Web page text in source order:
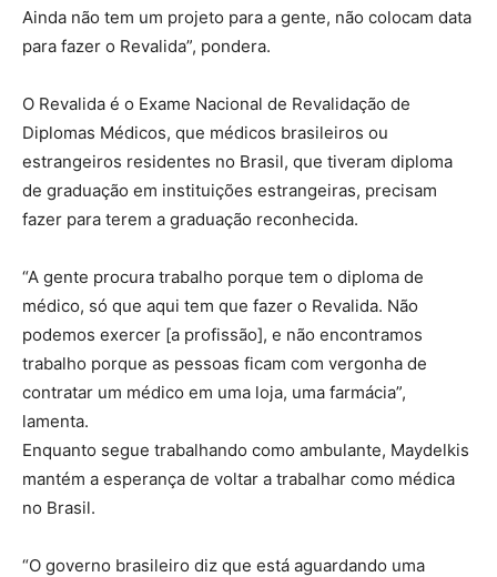
Ainda não tem um projeto para a gente, não colocam data
para fazer o Revalida”, pondera.
O Revalida é o Exame Nacional de Revalidação de
Diplomas Médicos, que médicos brasileiros ou
estrangeiros residentes no Brasil, que tiveram diploma
de graduação em instituições estrangeiras, precisam
fazer para terem a graduação reconhecida.
“A gente procura trabalho porque tem o diploma de
médico, só que aqui tem que fazer o Revalida. Não
podemos exercer [a profissão], e não encontramos
trabalho porque as pessoas ficam com vergonha de
contratar um médico em uma loja, uma farmácia”,
lamenta.
Enquanto segue trabalhando como ambulante, Maydelkis
mantém a esperança de voltar a trabalhar como médica
no Brasil.
“O governo brasileiro diz que está aguardando uma